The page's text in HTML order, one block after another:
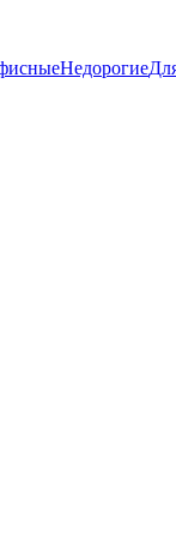
Недорогие